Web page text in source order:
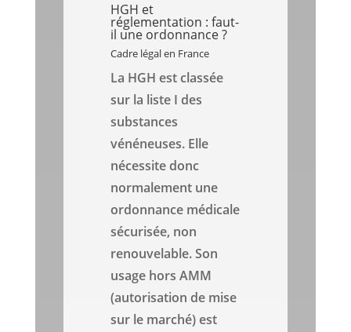
HGH et
réglementation : faut-
il une ordonnance ?
Cadre légal en France
La HGH est classée
sur la liste I des
substances
vénéneuses. Elle
nécessite donc
normalement une
ordonnance médicale
sécurisée, non
renouvelable. Son
usage hors AMM
(autorisation de mise
sur le marché) est